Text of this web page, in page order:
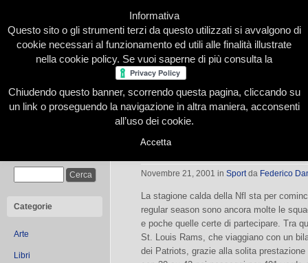
Home Presentazione Redazione Le nostre firme
Categorie
Arte
Libri
S. Francisco e Chicago, che ritorni!
Novembre 21, 2001 in Sportda Federico
La stagione calda della Nfl sta per
regular season sono ancora molte le
e poche quelle certe di partecipare. Tra
St. Louis Rams, che viaggiano con un
dei Patriots, grazie alla solita
Informativa
Questo sito o gli strumenti terzi da questo utilizzati si avvalgono di
cookie necessari al funzionamento ed utili alle finalità illustrate
nella cookie policy. Se vuoi saperne di più consulta la
Chiudendo questo banner, scorrendo questa pagina, cliccando su
un link o proseguendo la navigazione in altra maniera, acconsenti
all’uso dei cookie.
Accetta